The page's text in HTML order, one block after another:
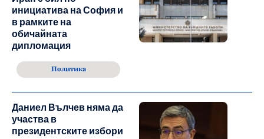
инициатива на София и
в рамките на
обичайната
дипломация
Политика
Даниел Вълчев няма да
участва в
президентските избори